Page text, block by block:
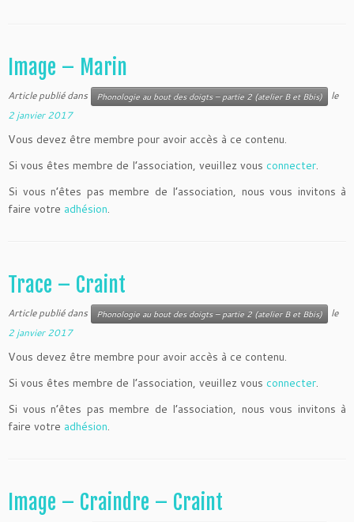
Image – Marin
Article publié dans Phonologie au bout des doigts – partie 2 (atelier B et Bbis)
le
2 janvier 2017
Vous devez être membre pour avoir accès à ce contenu.
Si vous êtes membre de l’association, veuillez vous connecter.
Si vous n’êtes pas membre de l’association, nous vous invitons à
faire votre adhésion.
Trace – Craint
Article publié dans Phonologie au bout des doigts – partie 2 (atelier B et Bbis)
le
2 janvier 2017
Vous devez être membre pour avoir accès à ce contenu.
Si vous êtes membre de l’association, veuillez vous connecter.
Si vous n’êtes pas membre de l’association, nous vous invitons à
faire votre adhésion.
Image – Craindre – Craint